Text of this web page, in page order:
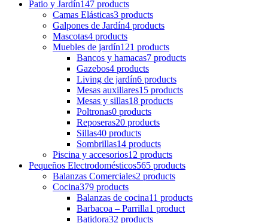
Patio y Jardín147 products
Camas Elásticas3 products
Galpones de Jardín4 products
Mascotas4 products
Muebles de jardín121 products
Bancos y hamacas7 products
Gazebos4 products
Living de jardín6 products
Mesas auxiliares15 products
Mesas y sillas18 products
Poltronas0 products
Reposeras20 products
Sillas40 products
Sombrillas14 products
Piscina y accesorios12 products
Pequeños Electrodomésticos565 products
Balanzas Comerciales2 products
Cocina379 products
Balanzas de cocina11 products
Barbacoa – Parrilla1 product
Batidora32 products